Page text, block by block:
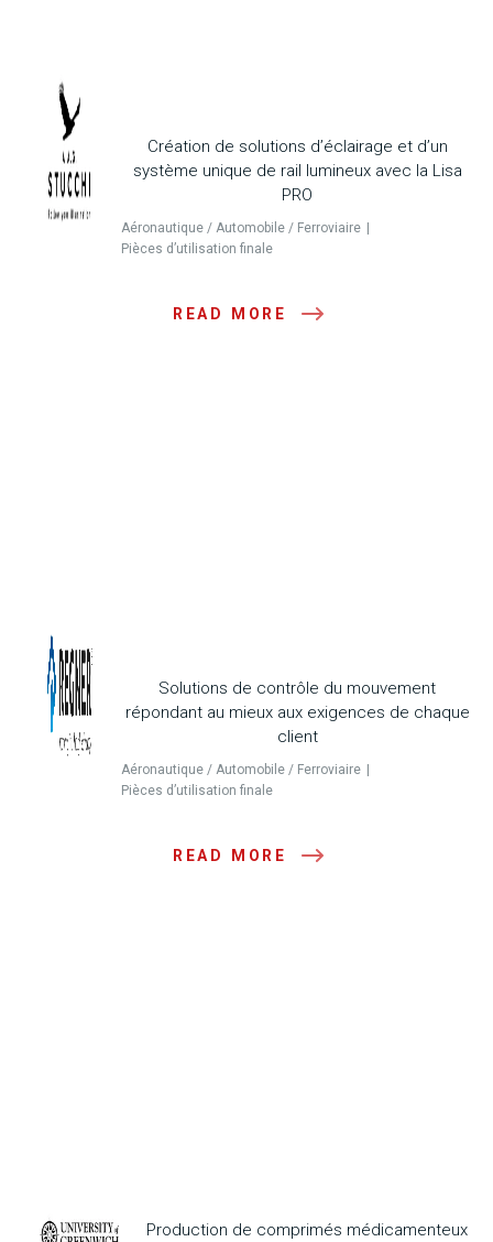
Création de solutions d’éclairage et d’un
système unique de rail lumineux avec la Lisa
PRO
Aéronautique / Automobile / Ferroviaire
Pièces d’utilisation finale
READ MORE
Solutions de contrôle du mouvement
répondant au mieux aux exigences de chaque
client
Aéronautique / Automobile / Ferroviaire
Pièces d’utilisation finale
READ MORE
Production de comprimés médicamenteux